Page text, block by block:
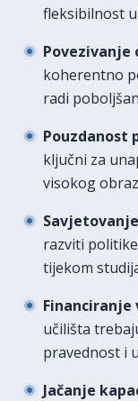
fleksibilnost
Povezivanje
koherentno
radi
Pouzdanost
ključni za
visokog
razviti
tijekom
Financiranje
učilišta
pravednost i
Jačanje